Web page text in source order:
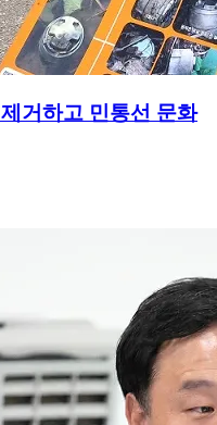
거하고 민통선 문화